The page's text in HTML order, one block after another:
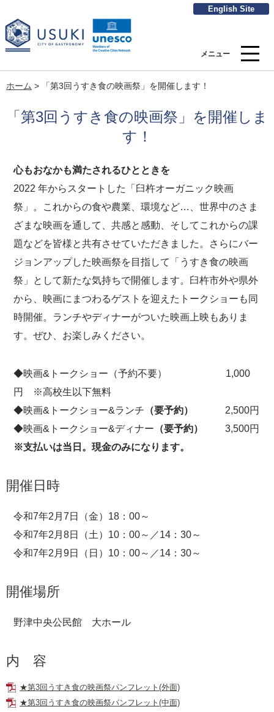
English Site
メニュー
ホーム > 「第3回うすき食の映画祭」を開催します！
「第3回うすき食の映画祭」を開催しま
す！
心もおなかも満たされるひとときを
2022 年からスタートした「臼杵オーガニック映画
祭」。これからの食や農業、環境など…、世界中のさま
ざまな映画を通して、共感と感動、そしてこれからの課
題などを皆様と共有させていただきました。さらにバー
ジョンアップした映画祭を目指して「うすき食の映画
祭」として新たな気持ちで開催します。臼杵市外や県外
から、映画にまつわるゲストを迎えたトークショーも同
時開催。ランチやディナーがついた映画上映もありま
す。ぜひ、お楽しみください。
◆映画&トークショー（予約不要） 1,000
円 ※高校生以下無料
◆映画&トークショー&ランチ （要予約）
2,500円
◆映画&トークショー&ディナー （要予約）
3,500円
※支払いは当日。現金のみになります。
開催日時
令和7年2月7日（金）18：00～
令和7年2月8日（土）10：00～／14：30～
令和7年2月9日（日）10：00～／14：30～
開催場所
野津中央公民館 大ホール
内 容
★第3回うすき食の映画祭パンフレット(外面)
★第3回うすき食の映画祭パンフレット(中面)